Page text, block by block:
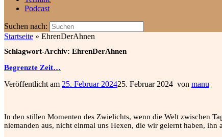
Podcast
Suchen nach:
Startseite » EhrenDerAhnen
Schlagwort-Archiv: EhrenDerAhnen
Begrenzte Zeit…
Veröffentlicht am 25. Februar 202425. Februar 2024 von manu
In den stillen Momenten des Zwielichts, wenn die Welt zwischen
niemanden aus, nicht einmal uns Hexen, die wir gelernt haben, ihn